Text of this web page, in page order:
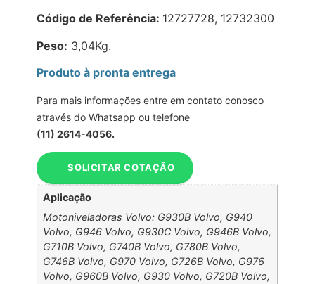
Código de Referência: 12727728, 12732300
Peso: 3,04Kg.
Produto à pronta entrega
Para mais informações entre em contato conosco
através do Whatsapp ou telefone
(11) 2614-4056.
SOLICITAR COTAÇÃO
Aplicação
Motoniveladoras Volvo: G930B Volvo, G940
Volvo, G946 Volvo, G930C Volvo, G946B Volvo,
G710B Volvo, G740B Volvo, G780B Volvo,
G746B Volvo, G970 Volvo, G726B Volvo, G976
Volvo, G960B Volvo, G930 Volvo, G720B Volvo,